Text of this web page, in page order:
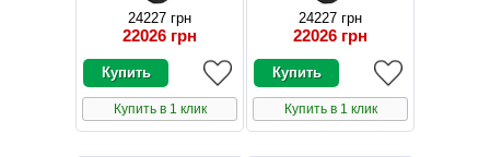
24227 грн
22026 грн
Купить в 1 клик
24227 грн
22026 грн
Купить в 1 клик